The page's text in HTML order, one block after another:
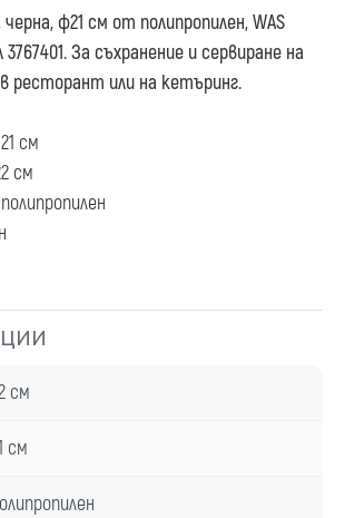
ф21 см от полипропилен, WAS
За съхранение и сервиране на
ресторант или на кетъринг.
см
см
см
см